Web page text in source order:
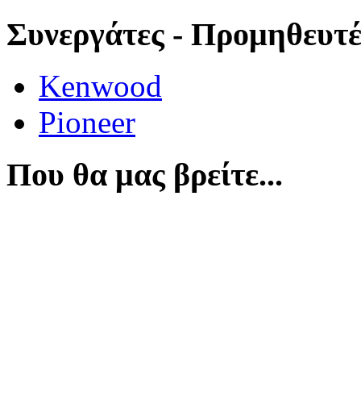
Συνεργάτες -
Kenwood
Pioneer
Που θα μας βρείτε...